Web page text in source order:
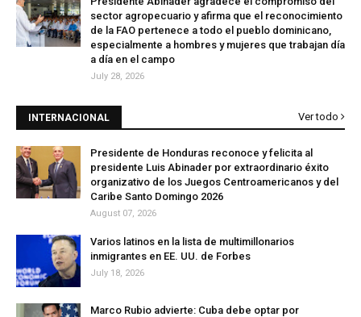
sector agropecuario y afirma que el reconocimiento
de la FAO pertenece a todo el pueblo dominicano,
especialmente a hombres y mujeres que trabajan día
a día en el campo
July 28, 2026
INTERNACIONAL Ver todo
Presidente de Honduras reconoce y felicita al
presidente Luis Abinader por extraordinario éxito
organizativo de los Juegos Centroamericanos y del
Caribe Santo Domingo 2026
August 07, 2026
Varios latinos en la lista de multimillonarios
inmigrantes en EE. UU. de Forbes
July 18, 2026
Marco Rubio advierte: Cuba debe optar por